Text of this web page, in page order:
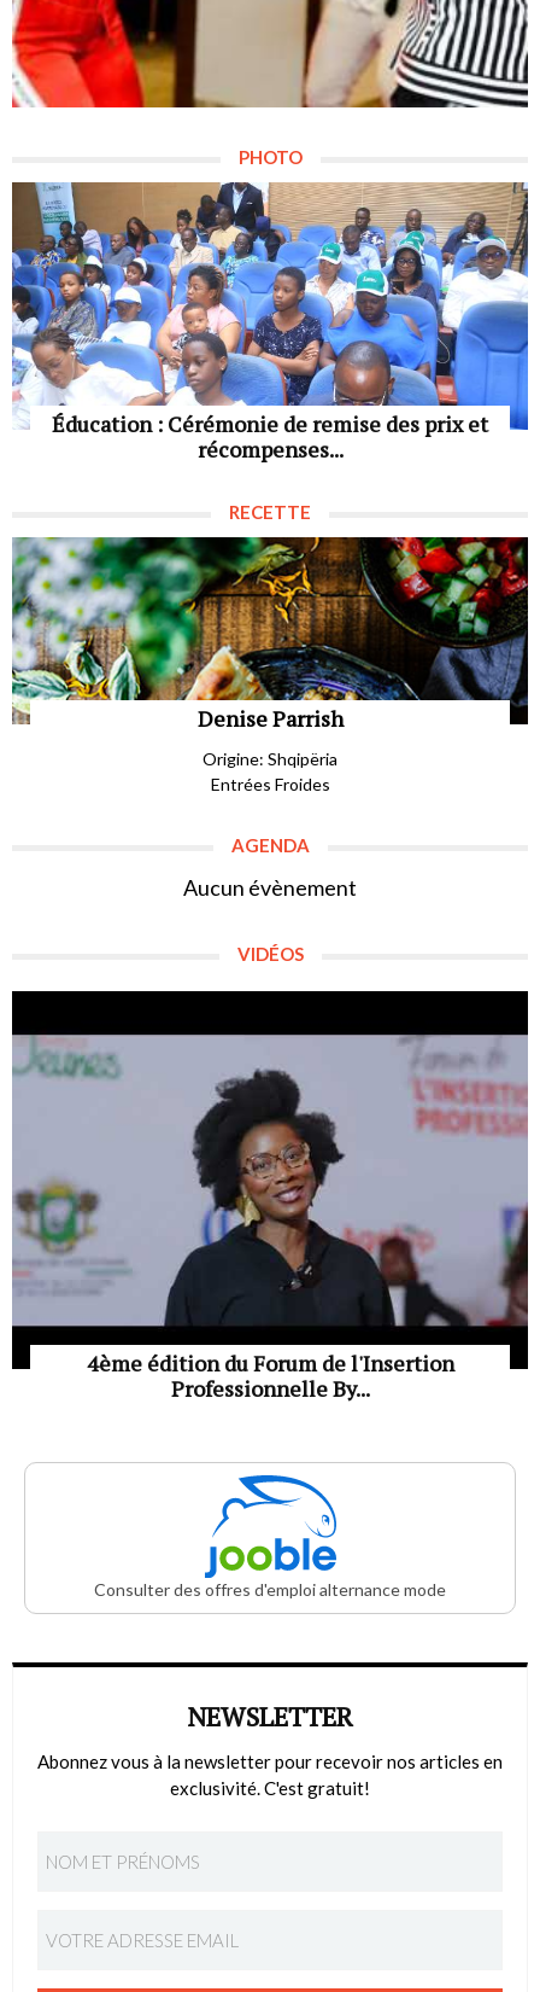
PHOTO
Éducation : Cérémonie de remise des prix et
récompenses...
RECETTE
Denise Parrish
Origine: Shqipëria
Entrées Froides
AGENDA
Aucun évènement
VIDÉOS
4ème édition du Forum de l'Insertion
Professionnelle By...
Consulter des offres d'emploi alternance mode
NEWSLETTER
Abonnez vous à la newsletter pour recevoir nos articles en
exclusivité. C'est gratuit!